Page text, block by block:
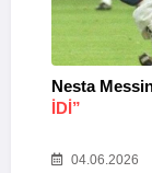
Nesta
IDI”
04.06.2026